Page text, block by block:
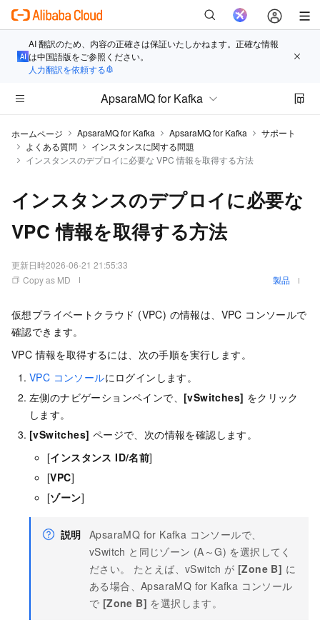
AI 翻訳のため、内容の正確さは保証いたしかねます。正確な情報
は中国語版をご参照ください。
人力翻訳を依頼する
ApsaraMQ for Kafka
ホームページ ApsaraMQ for Kafka ApsaraMQ for Kafka
サポート
よくある質問
インスタンスに関する問題
インスタンスのデプロイに必要な VPC 情報を取得する方法
インスタンスのデプロイに必要な
VPC 情報を取得する方法
更新日時2026-06-21 21:55:33
Copy as MD
製品
仮想プライベートクラウド (VPC) の情報は、VPC コンソールで
確認できます。
VPC 情報を取得するには、次の手順を実行します。
VPC コンソールにログインします。
左側のナビゲーションペインで、 [vSwitches] をクリック
します。
[vSwitches] ページで、次の情報を確認します。
[インスタンス ID/名前]
[VPC]
[ゾーン]
説明 ApsaraMQ for Kafka コンソールで、
vSwitch と同じゾーン (A～G) を選択してく
ださい。 たとえば、vSwitch が [Zone B] に
ある場合、 ApsaraMQ for Kafka コンソール
で [Zone B] を選択します。